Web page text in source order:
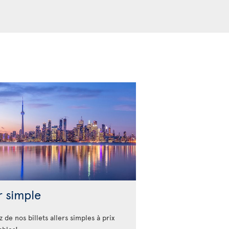
simple
de nos billets allers simples à prix